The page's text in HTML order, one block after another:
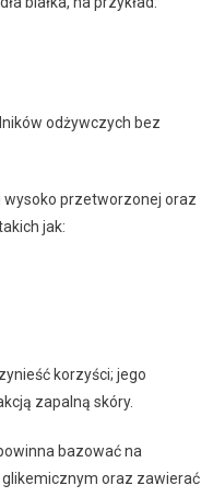
odżywczych bez
wysoko przetworzonej oraz
jak:
korzyści; jego
zapalną skóry.
bazować na
oraz zawierać